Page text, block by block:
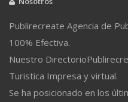
Publirecreate Agencia de
100% Efectiva.
Nuestro
Turistica Impresa y virtual.
Se ha posicionado en los